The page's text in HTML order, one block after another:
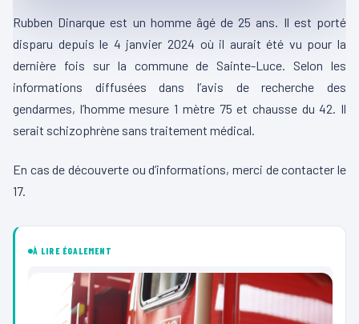
Rubben Dinarque est un homme âgé de 25 ans. Il est porté
disparu depuis le 4 janvier 2024 où il aurait été vu pour la
dernière fois sur la commune de Sainte-Luce. Selon les
informations diffusées dans l’avis de recherche des
gendarmes, l’homme mesure 1 mètre 75 et chausse du 42. Il
serait schizophrène sans traitement médical.
En cas de découverte ou d’informations, merci de contacter le
17.
À LIRE ÉGALEMENT